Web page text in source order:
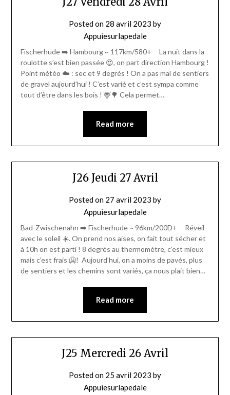
Posted on 28 avril 2023 by
Appuiesurlapedale
Fischerhude ➡️ Hambourg ~ 117km/580+ La nuit dans la
roulotte s’est bien passée 😍, on part direction Hambourg !
Point météo ☁️ : sec et 9 degrés ! On a pas mal de sentiers
de gravel aujourd’hui ! C’est varié et c’est sympa comme
tout d’être dans les bois ! 🦌🌳 Cela permet…
Read more
J26 Jeudi 27 Avril
Posted on 27 avril 2023 by
Appuiesurlapedale
Bad-Zwischenahn ➡️ Fischerhude ~ 96km/200D+ Réveil
avec le soleil ☀️. On prend nos aises, on fait tout sécher et
à 10h on est parti ! 8 degrés au thermomètre, c’est mieux
mais c’est frais 🥶! Aujourd’hui, on a moins de pavés, plus
de sentiers et les chemins sont variés, ça nous plait bien…
Read more
J25 Mercredi 26 Avril
Posted on 25 avril 2023 by
Appuiesurlapedale